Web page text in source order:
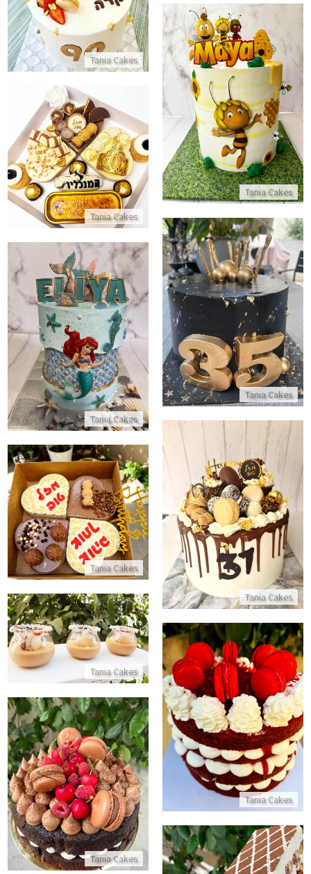
Tania Cakes
התקשר/י
Tania Cakes
עוגת הדבורה מאיה
התקשר/י
Tania Cakes
מארז מתוק ממותג
התקשר/י
Tania Cakes
עוגה מעוצבת בשחור למבוגרים
התקשר/י
Tania Cakes
עוגת בת הים הקטנה
התקשר/י
Tania Cakes
עוגת טפטופים מעוצבת עם שוקולדים וממתקים
התקשר/י
Tania Cakes
מארז לבבות מתוק
התקשר/י
Tania Cakes
קינוחי כוסות אלפחורס
התקשר/י
Tania Cakes
עוגת רד וולווט
התקשר/י
Tania Cakes
עוגת שוקולד פרווה מעוצבת עם
התקשר/י